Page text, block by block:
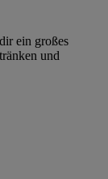
ein großes
und